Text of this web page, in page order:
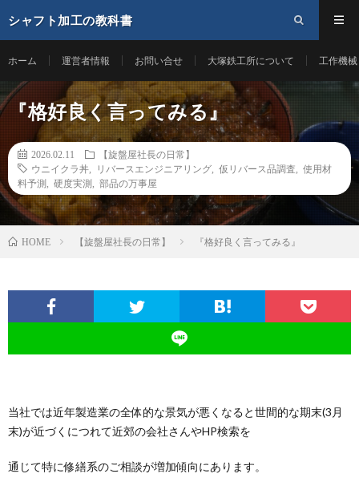
シャフト加工の教科書
ホーム 運営者情報 お問い合せ 大塚鉄工所について 工作機
『格好良く言ってみる』
2026.02.11
【旋盤屋社長の日常】
ウニイクラ丼
リバースエンジニアリング 仮リバース品調査
使用材
料予測
硬度実測 部品の万事屋
HOME 【旋盤屋社長の日常】 『格好良く言ってみる』
当社では近年製造業の全体的な景気が悪くなると世間的な期末(3月
末)が近づくにつれて近郊の会社さんやHP検索を
通じて特に修繕系のご相談が増加傾向にあります。